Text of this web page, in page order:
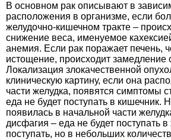
В основном paк описывают в
расположения в организме, если
желудочно-кишечном тpaкте –
снижение веса, именуемое
анемия. Если paк поражает печень,
истощение, происходит замедление
Локализация злокачественной
клиническую картину, если она
части желудка, появятся симптомы
еда не будет поступать в кишечник.
появилась в начальной части
дисфагия – еда не будет поступать
поступать, но в небольших